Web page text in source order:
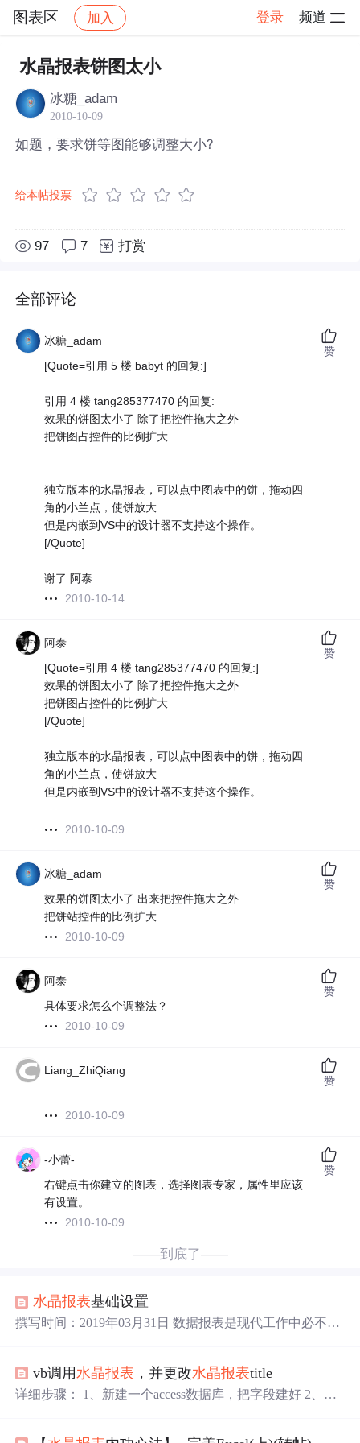
图表区 加入 登录 频道
社区 图表区 帖子详情
水晶报表饼图太小
冰糖_adam
2010-10-09
如题，要求饼等图能够调整大小?
给本帖投票
97 7 打赏
全部评论
冰糖_adam
[Quote=引用 5 楼 babyt 的回复:]
引用 4 楼 tang285377470 的回复:
效果的饼图太小了 除了把控件拖大之外
把饼图占控件的比例扩大
独立版本的水晶报表，可以点中图表中的饼，拖动四
角的小兰点，使饼放大
但是内嵌到VS中的设计器不支持这个操作。
[/Quote]
谢了 阿泰
2010-10-14
赞
阿泰
[Quote=引用 4 楼 tang285377470 的回复:]
效果的饼图太小了 除了把控件拖大之外
把饼图占控件的比例扩大
[/Quote]
独立版本的水晶报表，可以点中图表中的饼，拖动四
角的小兰点，使饼放大
但是内嵌到VS中的设计器不支持这个操作。
2010-10-09
赞
冰糖_adam
效果的饼图太小了 出来把控件拖大之外
把饼站控件的比例扩大
2010-10-09
赞
阿泰
具体要求怎么个调整法？
2010-10-09
赞
Liang_ZhiQiang
2010-10-09
赞
-小蕾-
右键点击你建立的图表，选择图表专家，属性里应该
有设置。
2010-10-09
赞
——到底了——
水晶报表基础设置
撰写时间：2019年03月31日 数据报表是现代工作中必不可
放 水晶报表,之后选中刚添加的文件夹内 添加一个新建项,
如图: 在新建项中选择 数据–>数据集，自定义命名 弹出页
vb调用 水晶报表 ，并更改水晶报表title
详细步骤： 1、新建一个access数据库，把字段建好 2、在